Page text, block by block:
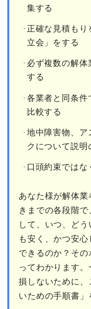
集する
正確な見積も
立会」をする
必ず複数の解体
する
各業者と同条件
比較する
地中障害物、ア
クについて説明
口頭約束では
あなた様が解体
きまでの各段階
して、いつ、ど
も安く、かつ安
できるのか？そ
ってわかります
損しないために
いための手順書」